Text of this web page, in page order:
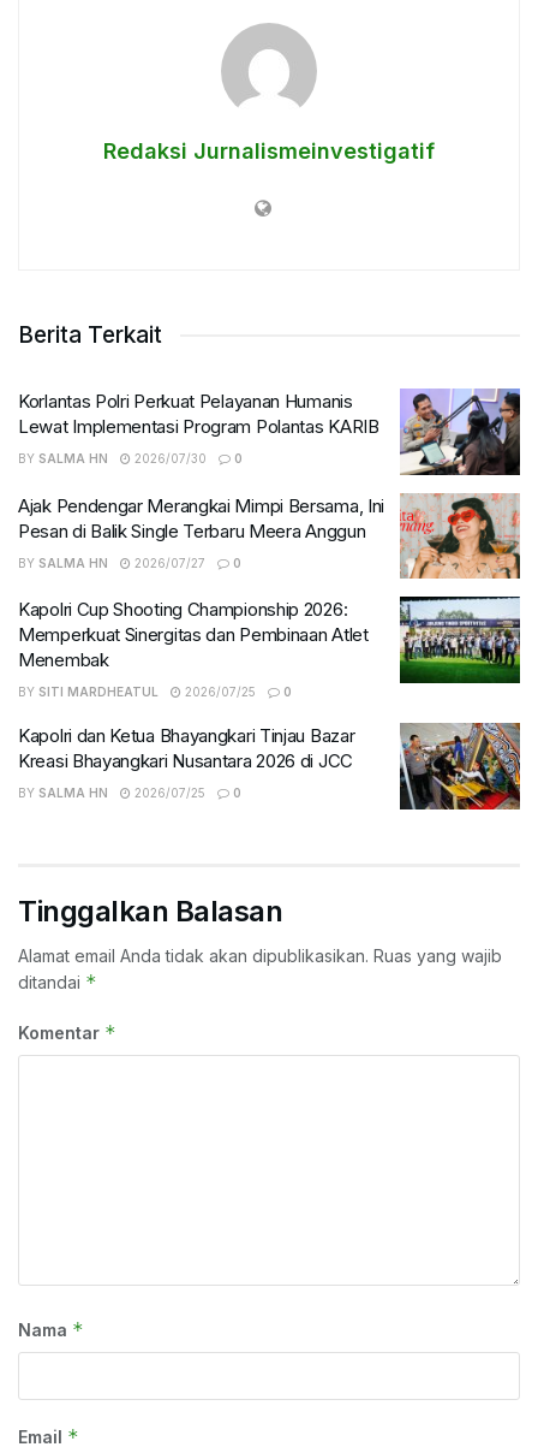
Redaksi Jurnalismeinvestigatif
Berita Terkait
Korlantas Polri Perkuat Pelayanan Humanis
Lewat Implementasi Program Polantas KARIB
BY SALMA HN 2026/07/30 0
Ajak Pendengar Merangkai Mimpi Bersama, Ini
Pesan di Balik Single Terbaru Meera Anggun
BY SALMA HN 2026/07/27 0
Kapolri Cup Shooting Championship 2026:
Memperkuat Sinergitas dan Pembinaan Atlet
Menembak
BY SITI MARDHEATUL 2026/07/25 0
Kapolri dan Ketua Bhayangkari Tinjau Bazar
Kreasi Bhayangkari Nusantara 2026 di JCC
BY SALMA HN 2026/07/25 0
Tinggalkan Balasan
Alamat email Anda tidak akan dipublikasikan. Ruas yang wajib
ditandai *
Komentar *
Nama *
Email *